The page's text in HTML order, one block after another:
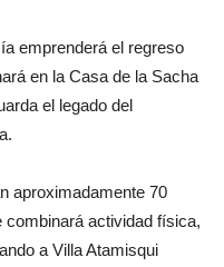
emprenderá el regreso
en la Casa de la Sacha
el legado del
aproximadamente 70
combinará actividad física,
a Villa Atamisqui